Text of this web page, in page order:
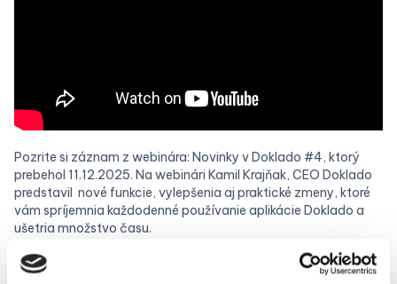
Pozrite si záznam z webinára: Novinky v Doklado #4, ktorý
prebehol 11.12.2025. Na webinári Kamil Krajňak, CEO Doklado
predstavil nové funkcie, vylepšenia aj praktické zmeny, ktoré
vám spríjemnia každodenné používanie aplikácie Doklado a
ušetria množstvo času.